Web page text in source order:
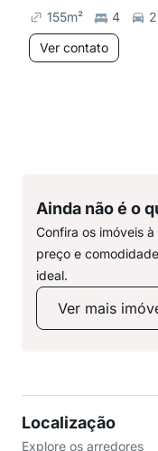
155m² 4
2
Ver contato
Ainda não é o
Confira os imóveis
preço e
ideal.
Ver mais
Localização
Explore os arredores